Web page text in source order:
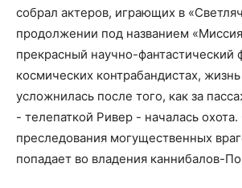
собрал актеров, играющих в
продолжении под названием
прекрасный научно-фантастический
космических контрабандистах,
усложнилась после того, как за
- телепаткой Ривер - началась охота.
преследования могущественных
попадает во владения каннибалов-